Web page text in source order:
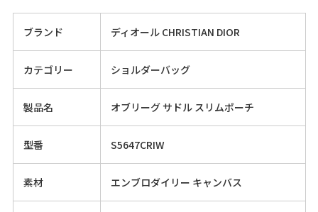
ブランド ディオール CHRISTIAN DIOR
カテゴリー ショルダーバッグ
製品名 オブリーグ サドル スリムポーチ
型番 S5647CRIW
素材 エンブロダイリー キャンバス